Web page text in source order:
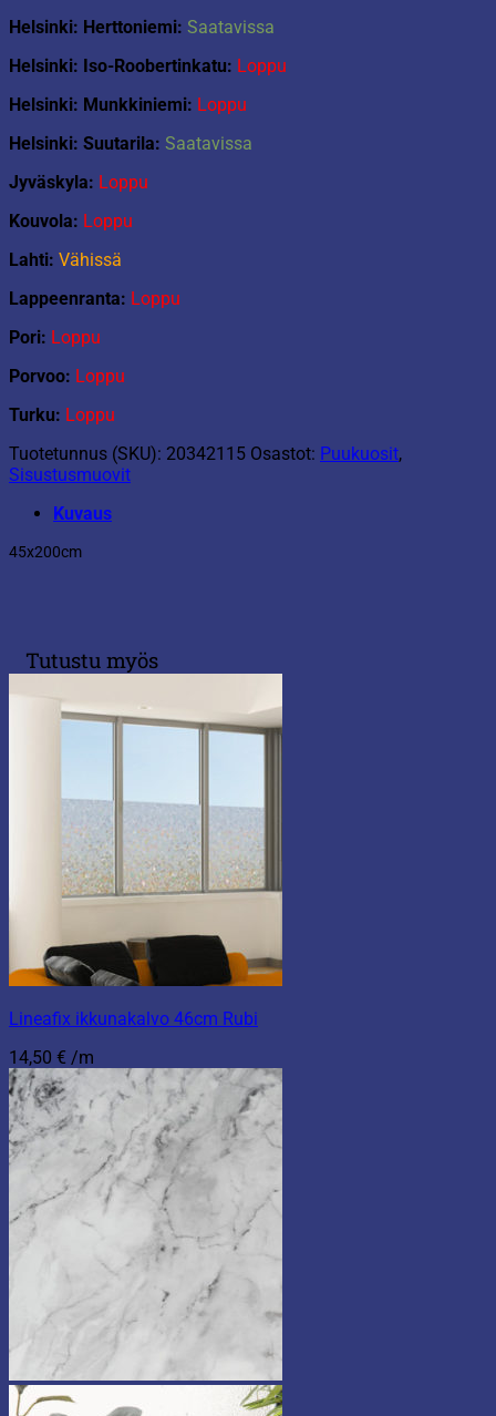
Helsinki: Herttoniemi: Saatavissa
Helsinki: Iso-Roobertinkatu: Loppu
Helsinki: Munkkiniemi: Loppu
Helsinki: Suutarila: Saatavissa
Jyväskyla: Loppu
Kouvola: Loppu
Lahti: Vähissä
Lappeenranta: Loppu
Pori: Loppu
Porvoo: Loppu
Turku: Loppu
Tuotetunnus (SKU): 20342115 Osastot: Puukuosit,
Sisustusmuovit
Kuvaus
45x200cm
Tutustu myös
Lineafix ikkunakalvo 46cm Rubi
14,50 € /m